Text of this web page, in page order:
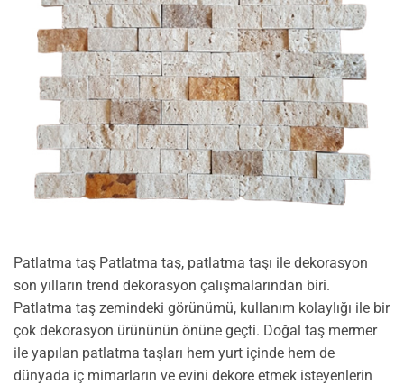
Patlatma taş Patlatma taş, patlatma taşı ile dekorasyon
son yılların trend dekorasyon çalışmalarından biri.
Patlatma taş zemindeki görünümü, kullanım kolaylığı ile bir
çok dekorasyon ürününün önüne geçti. Doğal taş mermer
ile yapılan patlatma taşları hem yurt içinde hem de
dünyada iç mimarların ve evini dekore etmek isteyenlerin